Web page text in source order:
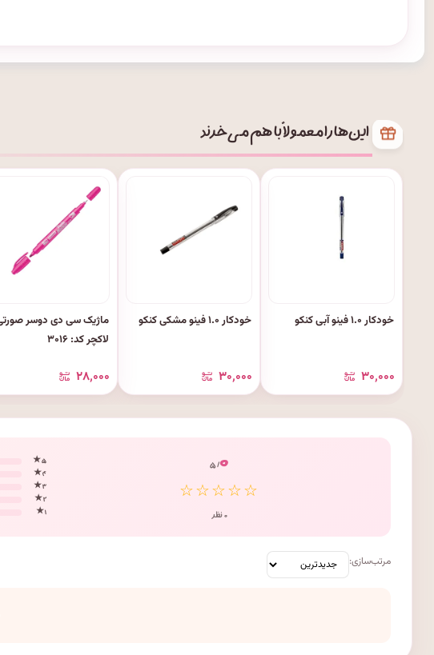
این‌ها را معمولاً با هم می‌خرند
خودکار ۱.۰ فینو آبی کنکو
۳۰٬۰۰۰
خودکار ۱.۰ فینو مشکی کنکو
۳۰٬۰۰۰
ماژیک سی دی دوسر
لاکچر کد: ۳۰۱۶
۲۸٬۰۰۰
۰/ ۵
☆☆☆☆☆
۰ نظر
۵ ★
۴ ★
۳ ★
۲ ★
۱ ★
مرتب‌سازی: